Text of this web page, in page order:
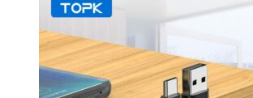
66,60 €.